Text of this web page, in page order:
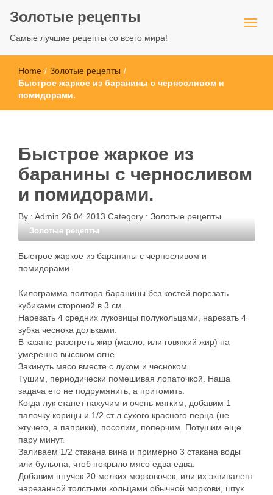
Золотые рецепты
Самые лучшие рецепты со всего мира!
Home / Золотые рецепты /
Быстрое жаркое из баранины с черносливом и
помидорами.
Быстрое жаркое из
баранины с черносливом
и помидорами.
By : Admin 26.04.2013 Category : Золотые рецепты
Золотые рецепты
Быстрое жаркое из баранины с черносливом и
помидорами.
Килограмма полтора баранины без костей порезать
кубиками стороной в 3 см.
Нарезать 4 средних луковицы полукольцами, нарезать 4
зубка чеснока дольками.
В казане разогреть жир (масло, или говяжий жир) на
умеренно высоком огне.
Закинуть мясо вместе с луком и чесноком.
Тушим, периодически помешивая лопаточкой. Наша
задача его не подрумянить, а притомить.
Когда лук станет пахучим и очень мягким, добавим 1
палочку корицы и 1/2 ст л сухого красного перца (не
жгучего, а паприки), посолим, поперчим. Потушим еще
пару минут.
Заливаем 1/2 стакана вина и примерно 3 стакана воды
или бульона, чтоб покрыло мясо едва едва.
Добавим штучек 20 мелких морковочек, или их эквивалент
нарезанной толстыми кольцами обычной моркови, штук